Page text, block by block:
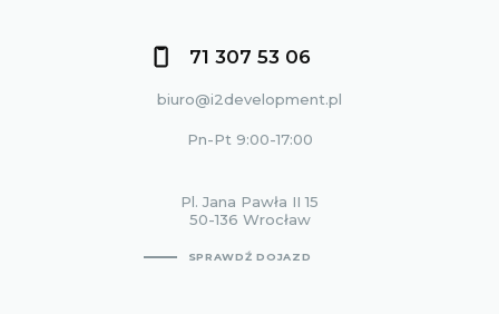
71 307 53 06
biuro@i2development.pl
Pn-Pt 9:00-17:00
Pl. Jana Pawła II 15
50-136 Wrocław
SPRAWDŹ DOJAZD